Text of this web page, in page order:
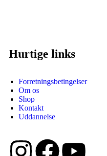
Hurtige links
Forretningsbetingelser
Om os
Shop
Kontakt
Uddannelse